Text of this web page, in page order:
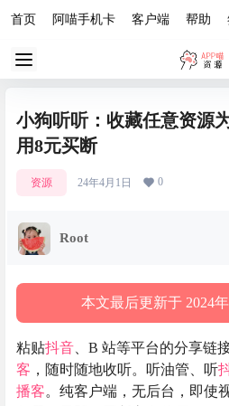
首页 阿喵手机卡 客户端 帮助
小狗听听：收藏任意资源
用8元买断
资源 24年4月1日 0
Root
本文最后更新于 2024
粘贴抖音 、B 站等平台的分享链
客 ，随时随地收听。听油管、听
播客。纯客户端，无后台，即使